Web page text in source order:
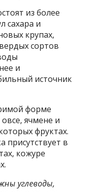
из более
сахара и
крупах,
сортов
и
источник
форме
ячмене и
фруктах.
присутствует в
кожуре
углеводы,